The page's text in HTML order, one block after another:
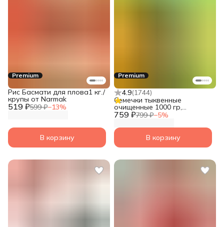
Premium
519 ₽599 ₽−13%
Рис Басмати для плова1 кг./
крупы от Narmak
В корзину
Premium
4.9(1744)
759 ₽799 ₽−5%
Семечки тыквенные
очищенные 1000 гр,
суперфуд от Narmak
В корзину